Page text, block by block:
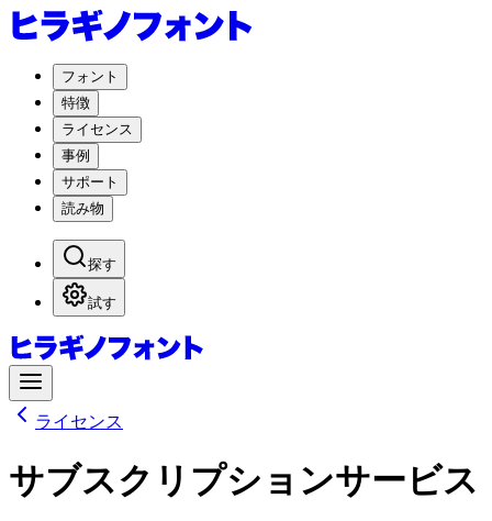
フォント
特徴
ライセンス
事例
サポート
読み物
探す
試す
ライセンス
サブスクリプションサービス